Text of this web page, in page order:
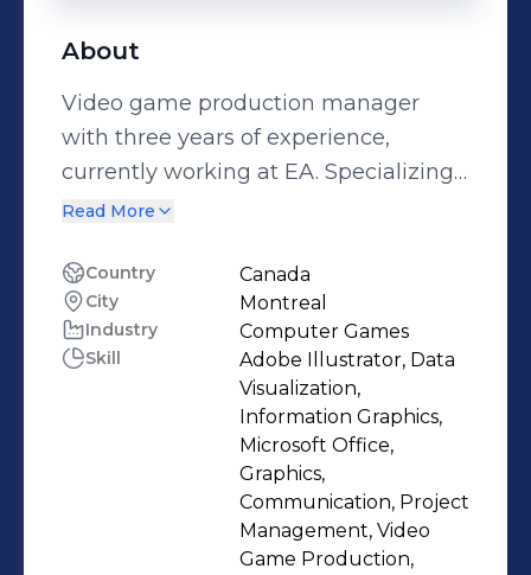
About
Video game production manager
with three years of experience,
currently working at EA. Specializing
in fostering healthy team dynamics
high-quality results.
Read More
Country Canada
City Montreal
Industry Computer Games
Skill
Adobe Illustrator, Data
Visualization,
Information Graphics,
Microsoft Office,
Graphics,
Communication, Project
Management, Video
Game Production,